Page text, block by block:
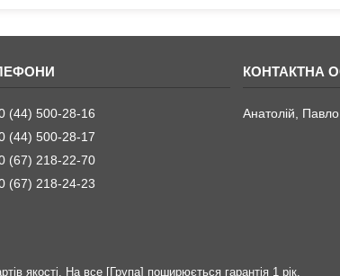
(44) 500-28-16
(44) 500-28-17
(67) 218-22-70
(67) 218-24-23
Анатолій, Павло
якості. На все [Група] поширюється гарантія 1 рік.